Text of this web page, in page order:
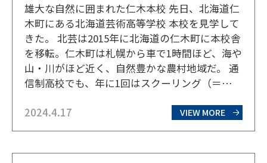
雄大な自然に囲まれた仁木本校 先日、北海道仁
木町にある北海道芸術高等学校 本校を見学して
きた。 北芸は2015年に北海道の仁木町に本校舎
を移転。仁木町は札幌から車で1時間ほど、海や
山・川がほど近く、自然豊かな農村地域だ。 通
信制高校でも、年に1回はスクーリング（＝一定
仁木町の本校舎にて対面の授業が行われてい
る。北芸のスクーリングは、生徒たちが1週間
2024.4.17 VIEW MORE